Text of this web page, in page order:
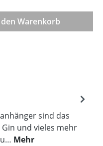
gewünschten
Warenkorb
sind das
Gin und vieles mehr
Mehr